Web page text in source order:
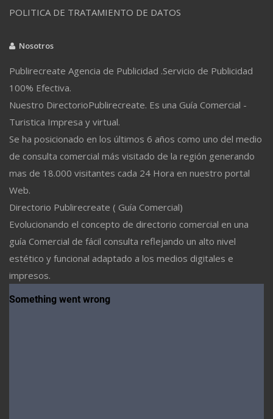
POLITICA DE TRATAMIENTO DE DATOS
Nosotros
Publirecreate Agencia de Publicidad .Servicio de Publicidad
100% Efectiva.
Nuestro DirectorioPublirecreate. Es una Guía Comercial -
Turistica Impresa y virtual.
Se ha posicionado en los últimos 6 años como uno del medio
de consulta comercial más visitado de la región generando
mas de 18.000 visitantes cada 24 Hora en nuestro portal
Web.
Directorio Publirecreate ( Guía Comercial)
Evolucionando el concepto de directorio comercial en una
guía Comercial de fácil consulta reflejando un alto nivel
estético y funcional adaptado a los medios digitales e
impresos.